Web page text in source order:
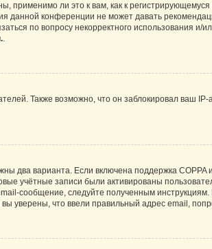
ли это к вам, как к
данной конференции не может давать
по вопросу некорректного использования и/
.
Также возможно, что он заблокировал ваш
два варианта. Если включена поддержка COPPA
учётные записи были активированы
сообщение, следуйте полученным
уверены, что ввели правильный адрес email,